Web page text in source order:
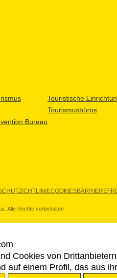
Bureau
Touristische
Tourismusbüros
COOKIES
Alle Rechte vorbehalten
Cookies von
auf einem Profil, das aus